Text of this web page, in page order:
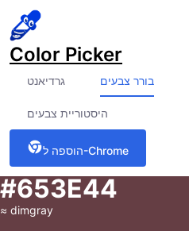
Color Picker
גרדיאנט בורר צבעים
היסטוריית צבעים
הוספה ל-Chrome
#653E44
≈ dimgray